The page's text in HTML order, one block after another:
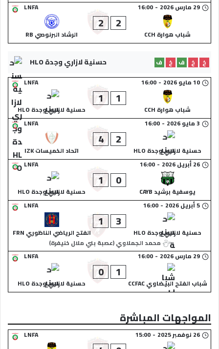
LNFA
29 مارس 2026 -
16:00
شباب هوارة CCH
2
2
الرشاد البرنوصي RB
حسنية لازاري وجدة HLO خ خ ف خ
ف
LNFA
10 مايو 2026 -
16:00
شباب هوارة CCH
1
1
حسنية لازاري وجدة HLO
LNFA
3 مايو 2026 -
16:00
حسنية لازاري وجدة HLO
2
4
اتحاد الخميسات IZK
LNFA
26 أبريل 2026 -
16:00
يوسفية برشيد CAYB
0
1
حسنية لازاري وجدة HLO
LNFA
5 أبريل 2026 -
16:00
حسنية لازاري وجدة HLO
3
1
الفتح الرياضي الناظوري FRN
محمد الجملاوي (عصبة بني ملال خنيفرة)
LNFA
29 مارس 2026 -
16:00
شباب الفتح البيضاوي CCFAC
1
0
حسنية لازاري وجدة HLO
المواجهات المباشرة
LNFA 26 نوفمبر 2025 -
15:00